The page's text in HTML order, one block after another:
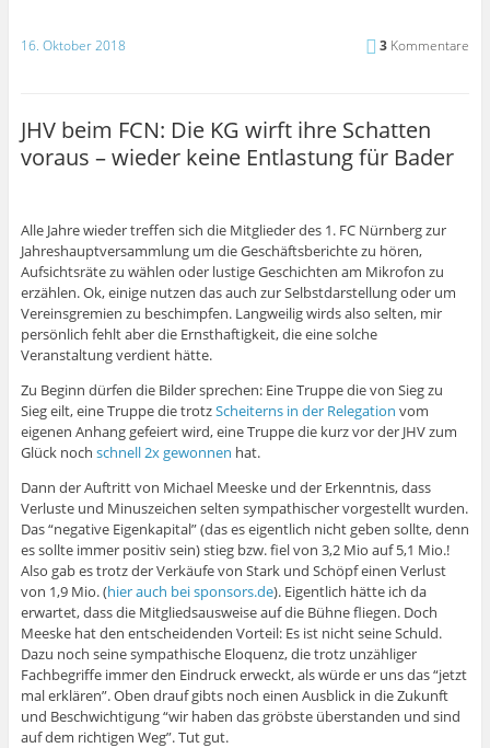
16. Oktober 2018 3 Kommentare
JHV beim FCN: Die KG wirft ihre Schatten
voraus – wieder keine Entlastung für Bader
Alle Jahre wieder treffen sich die Mitglieder des 1. FC Nürnberg zur
Jahreshauptversammlung um die Geschäftsberichte zu hören,
Aufsichtsräte zu wählen oder lustige Geschichten am Mikrofon zu
erzählen. Ok, einige nutzen das auch zur Selbstdarstellung oder um
Vereinsgremien zu beschimpfen. Langweilig wirds also selten, mir
persönlich fehlt aber die Ernsthaftigkeit, die eine solche
Veranstaltung verdient hätte.
Zu Beginn dürfen die Bilder sprechen: Eine Truppe die von Sieg zu
Sieg eilt, eine Truppe die trotzScheiterns in der Relegation vom
eigenen Anhang gefeiert wird, eine Truppe die kurz vor der JHV zum
Glück noch schnell 2x gewonnen hat.
Dann der Auftritt von Michael Meeske und der Erkenntnis, dass
Verluste und Minuszeichen selten sympathischer vorgestellt wurden.
Das “negative Eigenkapital” (das es eigentlich nicht geben sollte, denn
es sollte immer positiv sein) stieg bzw. fiel von 3,2 Mio auf 5,1 Mio.!
Also gab es trotz der Verkäufe von Stark und Schöpf einen Verlust
von 1,9 Mio. (hier auch bei sponsors.de). Eigentlich hätte ich da
erwartet, dass die Mitgliedsausweise auf die Bühne fliegen. Doch
Meeske hat den entscheidenden Vorteil: Es ist nicht seine Schuld.
Dazu noch seine sympathische Eloquenz, die trotz unzähliger
Fachbegriffe immer den Eindruck erweckt, als würde er uns das “jetzt
mal erklären”. Oben drauf gibts noch einen Ausblick in die Zukunft
und Beschwichtigung “wir haben das gröbste überstanden und sind
auf dem richtigen Weg”. Tut gut.